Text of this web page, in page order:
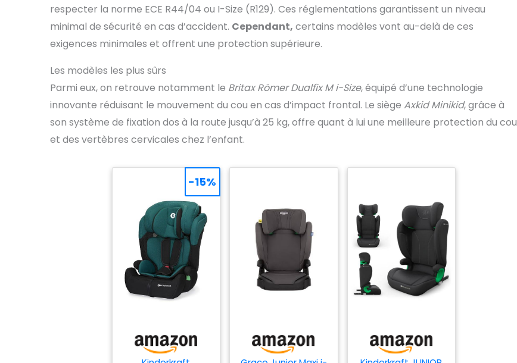
respecter la norme ECE R44/04 ou I-Size (R129). Ces réglementations garantissent un niveau
minimal de sécurité en cas d’accident. Cependant, certains modèles vont au-delà de ces
exigences minimales et offrent une protection supérieure.
Les modèles les plus sûrs
Parmi eux, on retrouve notamment le Britax Römer Dualfix M i-Size, équipé d’une technologie
innovante réduisant le mouvement du cou en cas d’impact frontal. Le siège Axkid Minikid, grâce à
son système de fixation dos à la route jusqu’à 25 kg, offre quant à lui une meilleure protection du cou
et des vertèbres cervicales chez l’enfant.
-15%